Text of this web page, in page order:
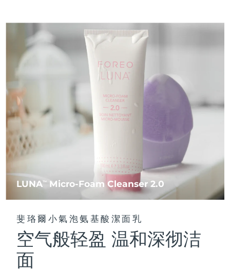
LUNATM Micro-Foam Cleanser 2.0
斐珞爾小氣泡氨基酸潔面乳
空气般轻盈 温和深彻洁
面